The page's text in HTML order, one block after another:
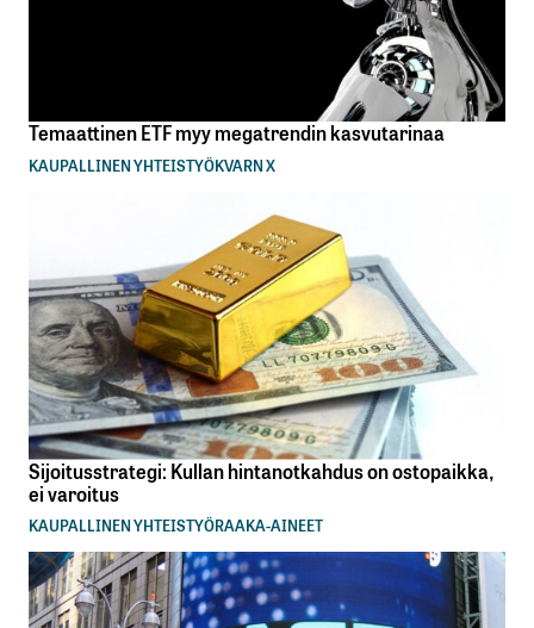
Temaattinen ETF myy megatrendin kasvutarinaa
KAUPALLINEN YHTEISTYÖKVARN X
Sijoitusstrategi: Kullan hintanotkahdus on ostopaikka,
ei varoitus
KAUPALLINEN YHTEISTYÖRAAKA-AINEET